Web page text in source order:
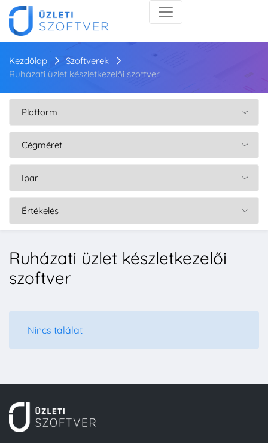
Kezdőlap
Szoftverek
Ruházati üzlet készletkezelői szoftver
Ruházati üzlet készletkezelői
szoftver
Nincs találat